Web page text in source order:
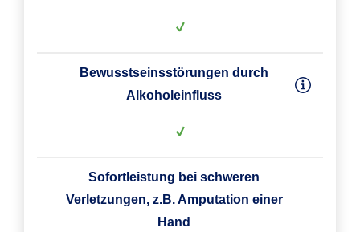
Bewusstseinsstörungen durch
Alkoholeinfluss
Sofortleistung bei schweren
Verletzungen, z.B. Amputation einer
Hand